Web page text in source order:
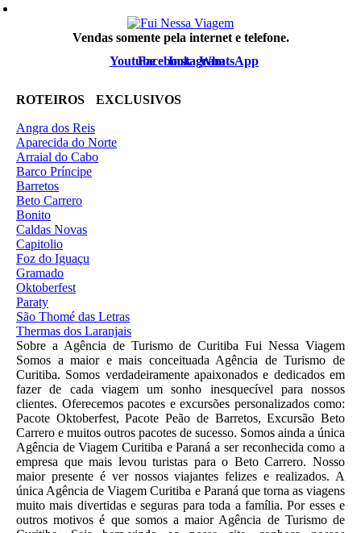
Vendas somente pela internet e telefone.
YoutubeFacebookInstagramWhatsApp
ROTEIROS EXCLUSIVOS
Angra dos Reis
Aparecida do Norte
Arraial do Cabo
Barco Príncipe
Barretos
Beto Carrero
Bonito
Caldas Novas
Capitolio
Foz do Iguaçu
Gramado
Oktoberfest
Paraty
São Thomé das Letras
Thermas dos Laranjais
Sobre a Agência de Turismo de Curitiba Fui Nessa Viagem
Somos a maior e mais conceituada Agência de Turismo de
Curitiba. Somos verdadeiramente apaixonados e dedicados em
fazer de cada viagem um sonho inesquecível para nossos
clientes. Oferecemos pacotes e excursões personalizados como:
Pacote Oktoberfest, Pacote Peão de Barretos, Excursão Beto
Carrero e muitos outros pacotes de sucesso. Somos ainda a única
Agência de Viagem Curitiba e Paraná a ser reconhecida como a
empresa que mais levou turistas para o Beto Carrero. Nosso
maior presente é ver nossos viajantes felizes e realizados. A
única Agência de Viagem Curitiba e Paraná que torna as viagens
muito mais divertidas e seguras para toda a família. Por esses e
outros motivos é que somos a maior Agência de Turismo de